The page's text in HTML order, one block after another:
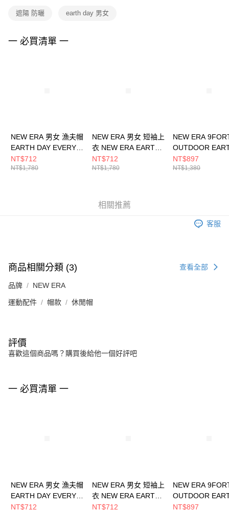
３．未成年的使用者請事先徵得法定代理人或監護人之同意方可使用
４．使用「AFTEE先享後付」時，將依據個別帳號之用戶狀況，依本公司即
遮陽 防曬 earth day 男女
一 必買清單 一
NEW ERA 男女 漁夫帽
EARTH DAY EVERY
DAY NEW ERA
NE13705309
NT$712
NT$1,780
NEW ERA 男女 短袖上
衣 NEW ERA EARTH
DAY NEW ERA
NE14148870
NT$712
NT$1,780
NEW ERA
OUTDOOR
DAY NE 石灰
NE14499977
NT$897
NT$1,380
相關推薦
客服
商品相關分類 (3) 查看全部
品牌 NEW ERA
運動配件 帽款 休閒帽
評價
喜歡這個商品嗎？購買後給他一個好評吧
一 必買清單 一
NEW ERA 男女 漁夫帽
EARTH DAY EVERY
DAY NEW ERA
NT$712
NEW ERA 男女 短袖上
衣 NEW ERA EARTH
DAY NEW ERA
NT$712
NEW ERA
OUTDOOR
DAY NE 石灰
NT$897